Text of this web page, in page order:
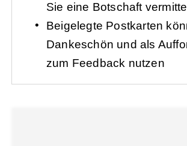
Sie eine Botschaft
Beigelegte Postkarten
Dankeschön und als
zum Feedback nutzen